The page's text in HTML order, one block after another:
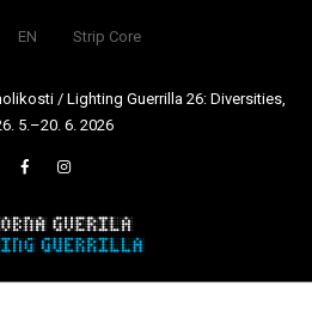
EN Strip Core
/ Lighting Guerrilla 26: Diversities,
5.–20. 6. 2026